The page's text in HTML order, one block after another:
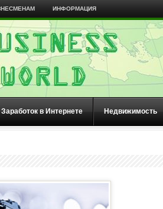
ИНФОРМАЦИЯ
Заработок в Интернете Недвижимость